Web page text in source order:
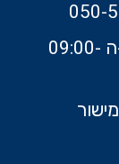
שעות פעילות: א-ה 09:00-
כתובת: פרי גן 5 מישור